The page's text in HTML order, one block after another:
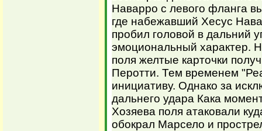
Наварро с левого фланга
где набежавший Хесус
пробил головой в дальний
эмоциональный характер.
поля желтые карточки
Перотти. Тем временем
инициативу. Однако за
дальнего удара Кака
Хозяева поля атаковали
обокрал Марсело и